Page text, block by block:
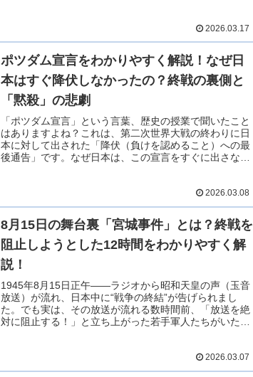
2026.03.17
ポツダム宣言をわかりやすく解説！なぜ日
本はすぐ降伏しなかったの？終戦の裏側と
「黙殺」の悲劇
「ポツダム宣言」という言葉、歴史の授業で聞いたこと
はありますよね？これは、第二次世界大戦の終わりに日
本に対して出された「降伏（負けを認めること）への最
後通告」です。なぜ日本は、この宣言をすぐに出さなか
本の運命が変わった瞬間を、わかりやすく解説します！
2026.03.08
8月15日の舞台裏「宮城事件」とは？終戦を
阻止しようとした12時間をわかりやすく解
説！
1945年8月15日正午――ラジオから昭和天皇の声（玉音
放送）が流れ、日本中に“戦争の終結”が告げられまし
た。でも実は、その放送が流れる数時間前、「放送を絶
対に阻止する！」と立ち上がった若手軍人たちがいたこ
けん）」の全貌を、わかりやすく解説します！2026.03.07